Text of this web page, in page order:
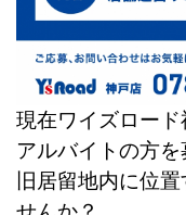
現在ワイズロー
アルバイトの方を
旧居留地内に位